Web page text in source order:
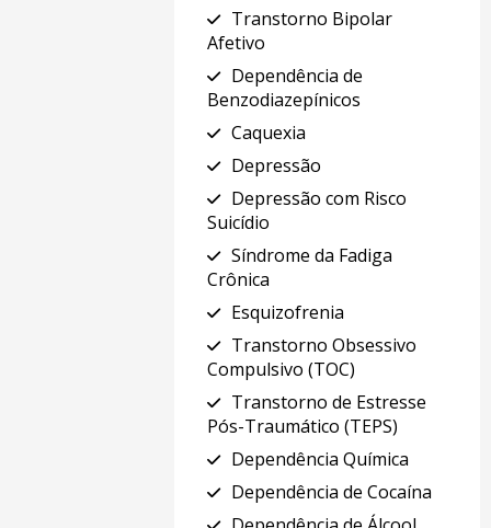
Transtorno Bipolar
Afetivo
Dependência de
Benzodiazepínicos
Caquexia
Depressão
Depressão com Risco
Suicídio
Síndrome da Fadiga
Crônica
Esquizofrenia
Transtorno Obsessivo
Compulsivo (TOC)
Transtorno de Estresse
Pós-Traumático (TEPS)
Dependência Química
Dependência de Cocaína